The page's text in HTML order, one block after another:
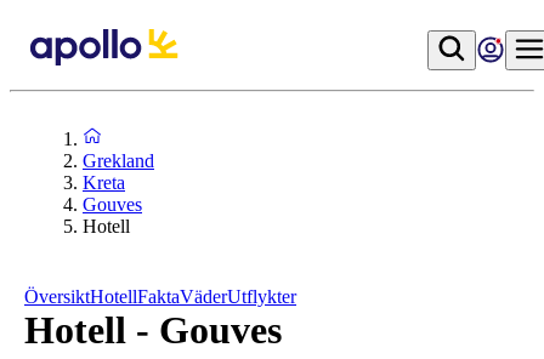
Grekland
Kreta
Gouves
Hotell
ÖversiktHotellFaktaVäderUtflykter
Hotell - Gouves